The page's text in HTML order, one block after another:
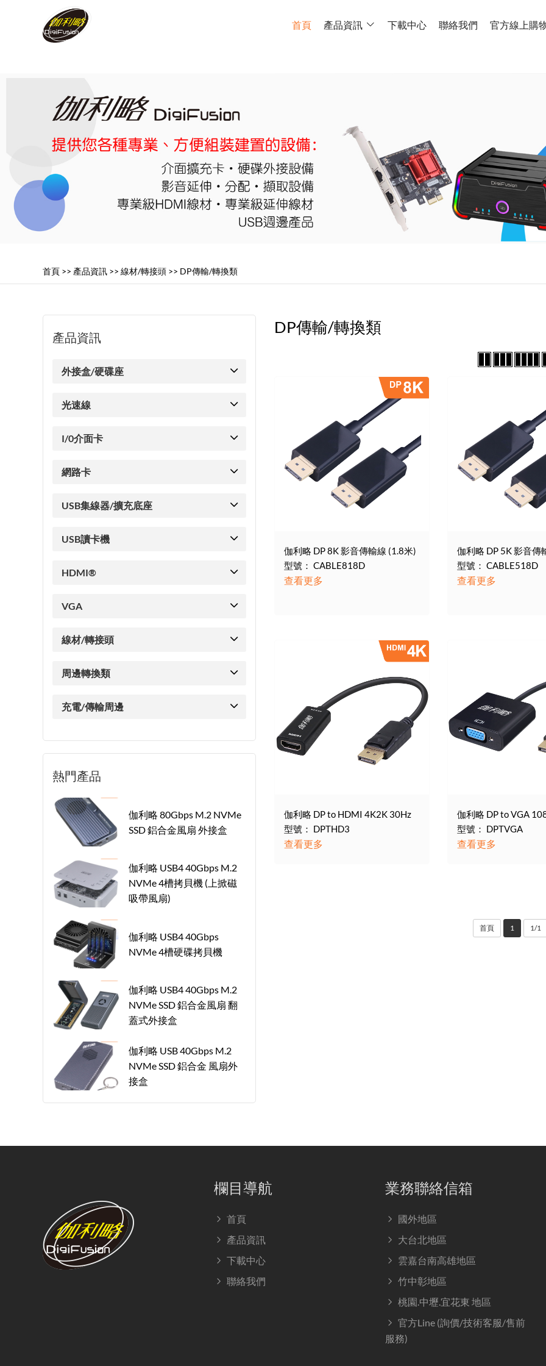
首頁 產品資訊 下載中心 聯絡我們 官方線上購
首頁 >> 產品資訊 >> 線材/轉接頭 >> DP傳輸/轉換類
產品資訊
外接盒/硬碟座
光速線
I/0介面卡
網路卡
USB集線器/擴充底座
USB讀卡機
HDMI®
VGA
線材/轉接頭
周邊轉換類
充電/傳輸周邊
熱門產品
伽利略 80Gbps M.2 NVMe
SSD 鋁合金風扇 外接盒
伽利略 USB4 40Gbps M.2
NVMe 4槽拷貝機 (上掀磁
吸帶風扇)
伽利略 USB4 40Gbps
NVMe 4槽硬碟拷貝機
伽利略 USB4 40Gbps M.2
NVMe SSD 鋁合金風扇 翻
蓋式外接盒
伽利略 USB 40Gbps M.2
NVMe SSD 鋁合金 風扇外
接盒
DP傳輸/轉換類
伽利略 DP 8K 影音傳輸線 (1.8米)
型號： CABLE818D
查看更多
伽利略 DP 5K 影音傳
型號： CABLE518D
查看更多
伽利略 DP to HDMI 4K2K 30Hz
型號： DPTHD3
查看更多
伽利略 DP to VGA
型號： DPTVGA
查看更多
首頁 1 1/1
欄目導航
首頁
產品資訊
下載中心
聯絡我們
業務聯絡信箱
國外地區
大台北地區
雲嘉台南高雄地區
竹中彰地區
桃園.中壢.宜花東 地區
官方Line (詢價/技術客服/售前
服務)